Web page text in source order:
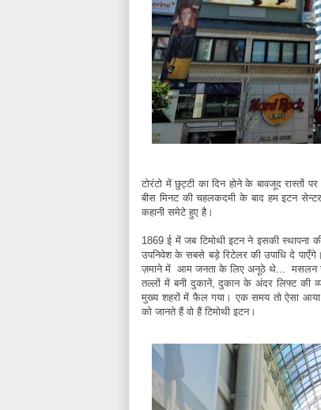
टोरंटो में छुट्टी का दिन होने के बावजूद रास्तों
बीस मिनट की चहलकदमी के बाद हम इटन
कहानी समेटे हुए है।
1869 ई में जब टिमोथी इटन ने इसकी स्थापना
उपनिवेश के सबसे बड़े रिटेलर की उपाधि दे
ज़माने में आम जनता के लिए अनूठे थे... मसलन रात
तल्लों में बनी दुकानें, दुकान के अंदर लिफ्ट की
मुख्य शहरों में फैल गया। एक समय तो ऐसा
को जानते हैं वो हैं टिमोथी इटन।